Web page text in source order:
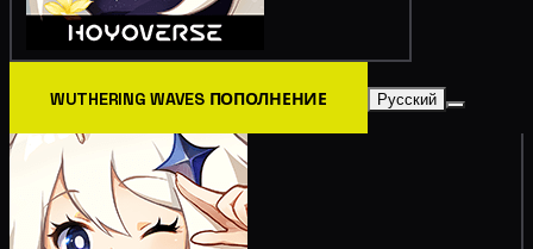
WUTHERING WAVES ПОПОЛНЕНИЕ Русский